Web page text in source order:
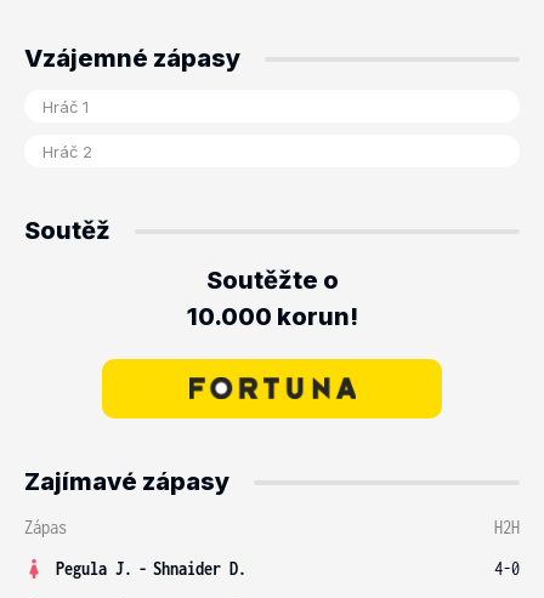
Vzájemné zápasy
Soutěž
Soutěžte o
10.000 korun!
Zajímavé zápasy
Zápas
H2H
Pegula J. - Shnaider D.
4-0